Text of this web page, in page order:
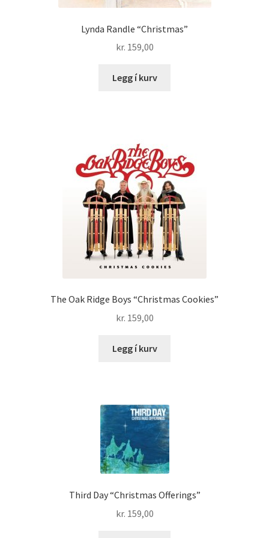
Lynda Randle “Christmas”
kr. 159,00
Legg í kurv
The Oak Ridge Boys “Christmas Cookies”
kr. 159,00
Legg í kurv
Third Day “Christmas Offerings”
kr. 159,00